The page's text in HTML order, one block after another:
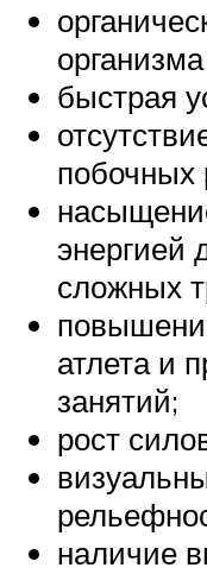
быстрая
побочных
энергией
сложных
атлета и
занятий;
рост
наличие